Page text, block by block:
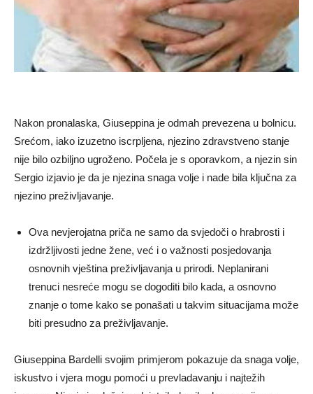
Nakon pronalaska, Giuseppina je odmah prevezena u bolnicu.
Srećom, iako izuzetno iscrpljena, njezino zdravstveno stanje
nije bilo ozbiljno ugroženo. Počela je s oporavkom, a njezin sin
Sergio izjavio je da je njezina snaga volje i nade bila ključna za
njezino preživljavanje.
Ova nevjerojatna priča ne samo da svjedoči o hrabrosti i
izdržljivosti jedne žene, već i o važnosti posjedovanja
osnovnih vještina preživljavanja u prirodi. Neplanirani
trenuci nesreće mogu se dogoditi bilo kada, a osnovno
znanje o tome kako se ponašati u takvim situacijama može
biti presudno za preživljavanje.
Giuseppina Bardelli svojim primjerom pokazuje da snaga volje,
iskustvo i vjera mogu pomoći u prevladavanju i najtežih